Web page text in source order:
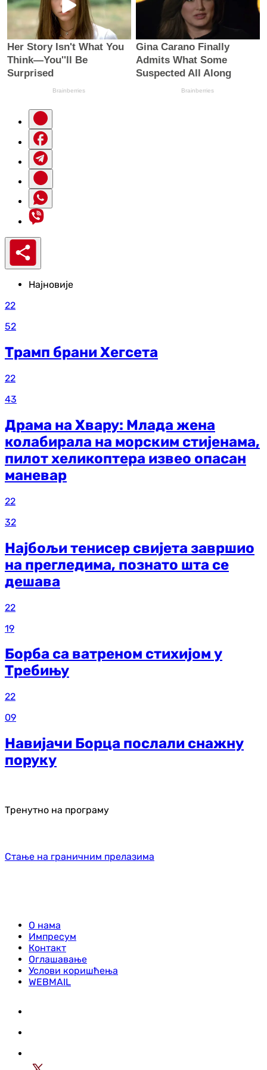
Најновије
22
52
Трамп брани Хегсета
22
43
Драма на Хвару: Млада жена
колабирала на морским стијенама,
пилот хеликоптера извео опасан
маневар
22
32
Најбољи тенисер свијета завршио
на прегледима, познато шта се
дешава
22
19
Борба са ватреном стихијом у
Требињу
22
09
Навијачи Борца послали снажну
поруку
Тренутно на програму
Стање на граничним прелазима
О нама
Импресум
Контакт
Оглашавање
Услови коришћења
WEBMAIL